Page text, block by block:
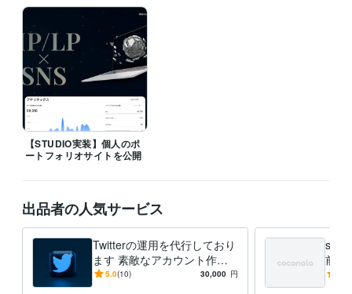
Final Cut Pro:1年CapCut:3年
得意分野
集客・マーケティング相談
仕事 SNS ライティング
Twitter
【STUDIO実装】個人のポ
ートフォリオサイトを公開
出品者の人気サービス
Twitterの運用を代行しており
ます 素敵なアカウント作り
を！そして炎上へのリスクヘ
5.0(10) 30,000 円
sns
前に
ばと